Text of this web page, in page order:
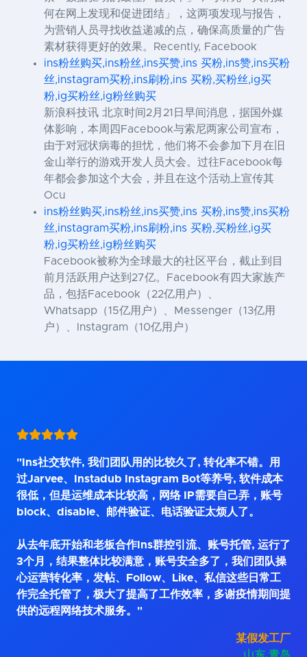
何在网上发现和促进团结」，这两项发现与报告，
为营销人员寻找收益递减的点，确保高质量的广告
素材获得更好的效果。Recently, Facebook
ins粉丝购买,ins粉丝,ins买赞,ins 买粉,ins赞,ins买粉
丝,instagram买粉,ins刷粉,ins 买粉,买粉丝,ig买
粉,ig买粉丝,ig粉丝购买
新浪科技讯 北京时间2月21日早间消息，据国外媒
体影响，本周四Facebook与索尼两家公司宣布，
由于对冠状病毒的担忧，他们将不会参加下月在旧
金山举行的游戏开发人员大会。过往Facebook每
年都会参加这个大会，并且在这个活动上宣传其
Ocu
ins粉丝购买,ins粉丝,ins买赞,ins 买粉,ins赞,ins买粉
丝,instagram买粉,ins刷粉,ins 买粉,买粉丝,ig买
粉,ig买粉丝,ig粉丝购买
Facebook被称为全球最大的社区平台，截止到目
前月活跃用户达到27亿。Facebook有四大家族产
品，包括Facebook（22亿用户）、
Whatsapp（15亿用户）、Messenger（13亿用
户）、Instagram（10亿用户）
"Ins社交软件, 我们团队用的比较久了, 转化率不错。用
过Jarvee、Instadub Instagram Bot等养号, 软件成本
很低，但是运维成本比较高，网络 IP需要自己弄，账号
block、disable、邮件验证、电话验证太烦人了。
从去年底开始和老板合作Ins群控引流、账号托管, 运行了
3个月，结果整体比较满意，账号安全多了，我们团队操
心运营转化率，发帖、Follow、Like、私信这些日常工
作完全托管了，极大了提高了工作效率，多谢疫情期间提
供的远程网络技术服务。"
某假发工厂